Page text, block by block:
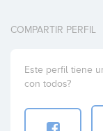
COMPARTIR PERFIL
Este perfil tiene
con todos?